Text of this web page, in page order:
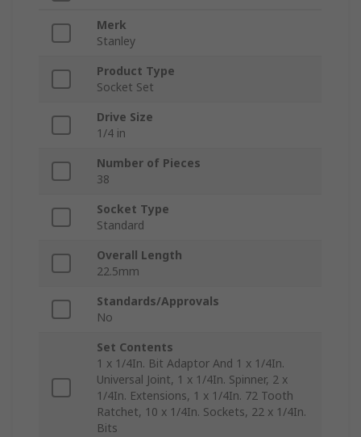
Merk
Stanley
Product Type
Socket Set
Drive Size
1/4 in
Number of Pieces
38
Socket Type
Standard
Overall Length
22.5mm
Standards/Approvals
No
Set Contents
1 x 1/4In. Bit Adaptor And 1 x 1/4In.
Universal Joint, 1 x 1/4In. Spinner, 2 x
1/4In. Extensions, 1 x 1/4In. 72 Tooth
Ratchet, 10 x 1/4In. Sockets, 22 x 1/4In.
Bits